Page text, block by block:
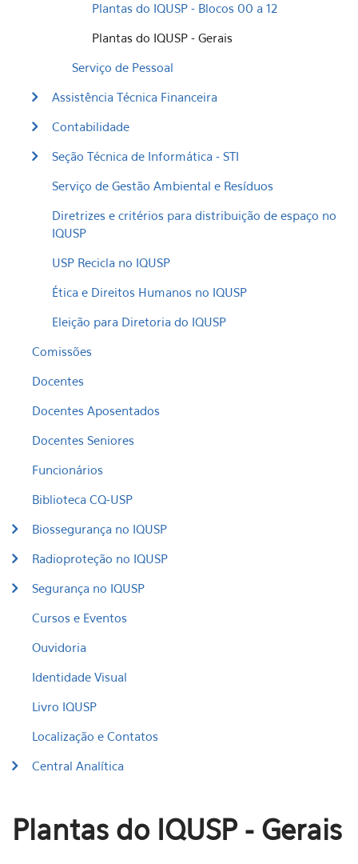
Plantas do IQUSP - Blocos 00 a 12
Plantas do IQUSP - Gerais
Serviço de Pessoal
Assistência Técnica Financeira
Contabilidade
Seção Técnica de Informática - STI
Serviço de Gestão Ambiental e Resíduos
Diretrizes e critérios para distribuição de espaço no
IQUSP
USP Recicla no IQUSP
Ética e Direitos Humanos no IQUSP
Eleição para Diretoria do IQUSP
Comissões
Docentes
Docentes Aposentados
Docentes Seniores
Funcionários
Biblioteca CQ-USP
Biossegurança no IQUSP
Radioproteção no IQUSP
Segurança no IQUSP
Cursos e Eventos
Ouvidoria
Identidade Visual
Livro IQUSP
Localização e Contatos
Central Analítica
Plantas do IQUSP - Gerais